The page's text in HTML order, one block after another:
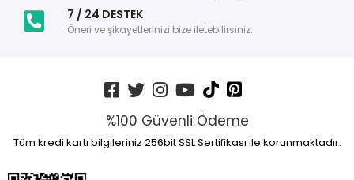
7 / 24 DESTEK
Öneri ve şikayetlerinizi bize iletebilirsiniz.
%100 Güvenli Ödeme
Tüm kredi kartı bilgileriniz 256bit SSL Sertifikası ile korunmaktadır.